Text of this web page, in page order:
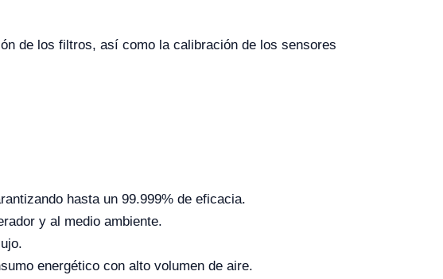
de los filtros, así como la calibración de los sensores
hasta un 99.999% de eficacia.
y al medio ambiente.
energético con alto volumen de aire.